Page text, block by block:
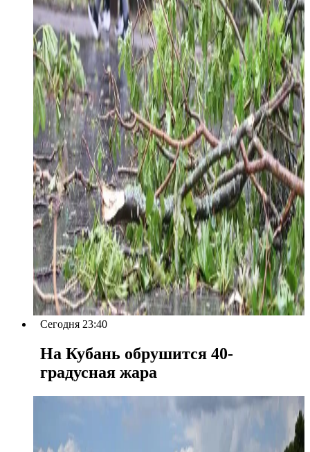
Сегодня 23:40
На Кубань обрушится 40-
градусная жара